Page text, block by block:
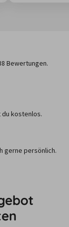
Bewertungen.
kostenlos.
gerne persönlich.